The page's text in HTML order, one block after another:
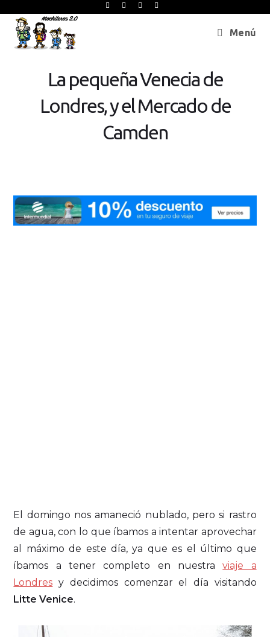
Menú
La pequeña Venecia de
Londres, y el Mercado de
Camden
El domingo nos amaneció nublado, pero si rastro
de agua, con lo que íbamos a intentar aprovechar
al máximo de este día, ya que es el último que
íbamos a tener completo en nuestraviaje a
Londres y decidimos comenzar el día visitando
Litte Venice.